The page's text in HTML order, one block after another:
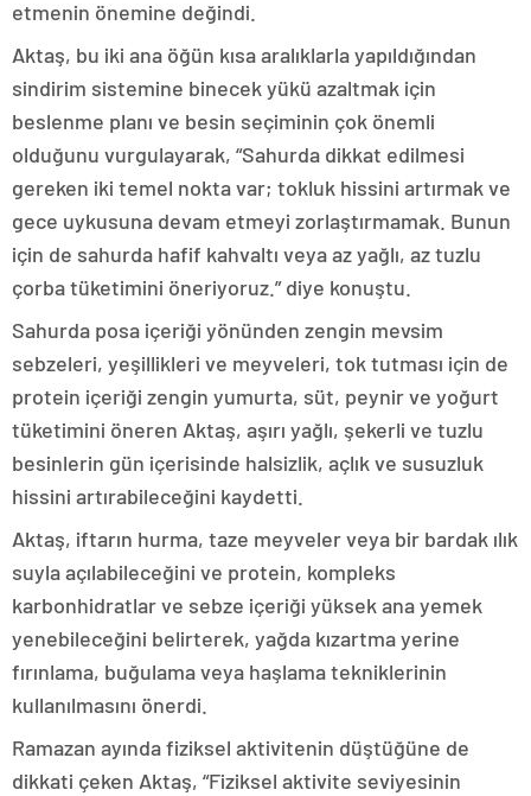
etmenin önemine değindi.
Aktaş, bu iki ana öğün kısa aralıklarla yapıldığından
sindirim sistemine binecek yükü azaltmak için
beslenme planı ve besin seçiminin çok önemli
olduğunu vurgulayarak, “Sahurda dikkat edilmesi
gereken iki temel nokta var; tokluk hissini artırmak ve
gece uykusuna devam etmeyi zorlaştırmamak. Bunun
için de sahurda hafif kahvaltı veya az yağlı, az tuzlu
çorba tüketimini öneriyoruz.” diye konuştu.
Sahurda posa içeriği yönünden zengin mevsim
sebzeleri, yeşillikleri ve meyveleri, tok tutması için de
protein içeriği zengin yumurta, süt, peynir ve yoğurt
tüketimini öneren Aktaş, aşırı yağlı, şekerli ve tuzlu
besinlerin gün içerisinde halsizlik, açlık ve susuzluk
hissini artırabileceğini kaydetti.
Aktaş, iftarın hurma, taze meyveler veya bir bardak ılık
suyla açılabileceğini ve protein, kompleks
karbonhidratlar ve sebze içeriği yüksek ana yemek
yenebileceğini belirterek, yağda kızartma yerine
fırınlama, buğulama veya haşlama tekniklerinin
kullanılmasını önerdi.
Ramazan ayında fiziksel aktivitenin düştüğüne de
dikkati çeken Aktaş, “Fiziksel aktivite seviyesinin